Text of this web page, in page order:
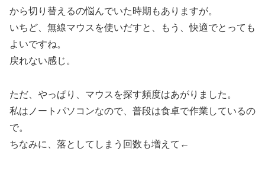
から切り替えるの悩んでいた時期もありますが。
いちど、無線マウスを使いだすと、もう、快適でとっても
よいですね。
戻れない感じ。
ただ、やっぱり、マウスを探す頻度はあがりました。
私はノートパソコンなので、普段は食卓で作業しているの
で。
ちなみに、落としてしまう回数も増えて←